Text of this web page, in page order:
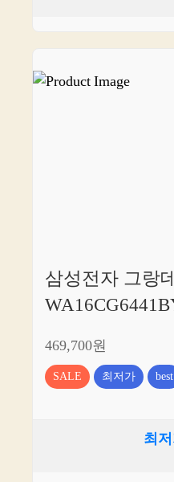
삼성전자 그랑
469,700원
SALE 최저가 best
최